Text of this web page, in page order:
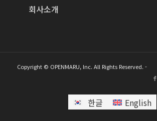
회사소개
Copyright © OPENMARU, Inc. All Rights Reserved. -
한글 English